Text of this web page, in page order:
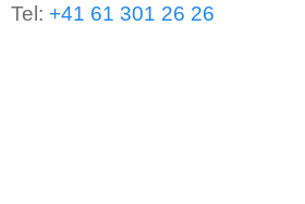
Tel: +41 61 301 26 26